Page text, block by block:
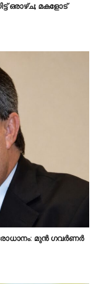
ഒരാഴ്ച; മകളോട്
മുൻ ഗവർണർ